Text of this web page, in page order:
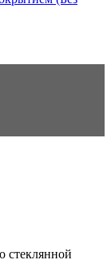
стеклянной